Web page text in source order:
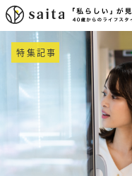
特集記事